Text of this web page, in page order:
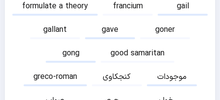
formulate a theory
francium
gail
gallant
gave
goner
gong
good samaritan
greco-roman
کنجکاوی
موجودات